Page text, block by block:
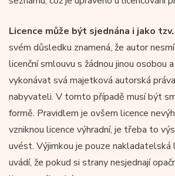
Licence může být sjednána i jako
svém důsledku znamená, že autor
licenční smlouvu s žádnou jinou osobou
vykonávat svá majetková autorská
nabyvateli. V tomto případě musí být
formě. Pravidlem je ovšem licence
vzniknou licence výhradní, je třeba to
uvést. Výjimkou je pouze nakladatelská
uvádí, že pokud si strany nesjednají